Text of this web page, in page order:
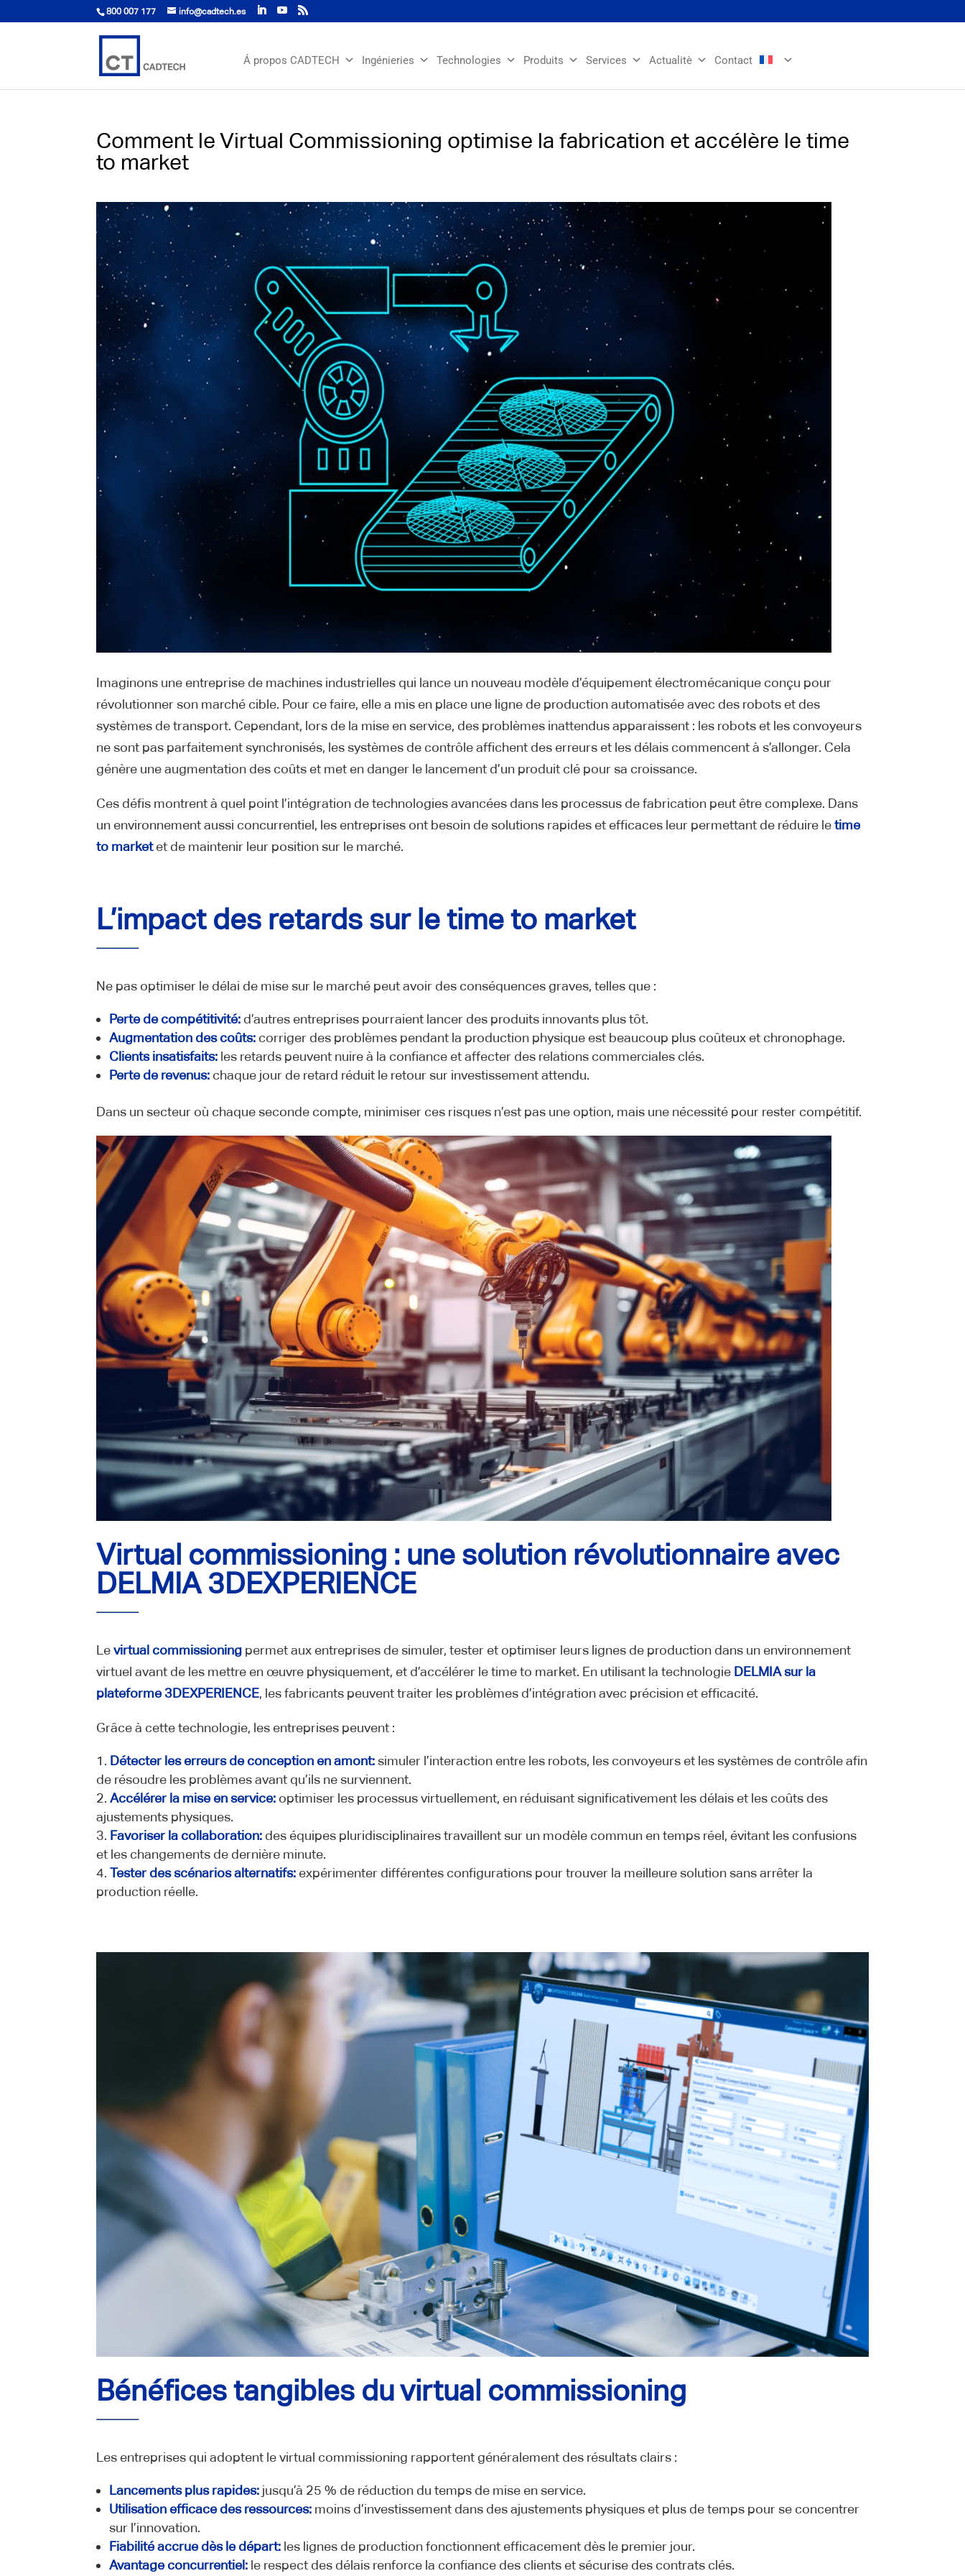
800 007 177 info@cadtech.es
Á propos CADTECH Ingénieries Technologies Produits Services Actualitè Contact
Comment le Virtual Commissioning optimise la fabrication et accélère le time
to market
Imaginons une entreprise de machines industrielles qui lance un nouveau modèle d’équipement électromécanique conçu pour
révolutionner son marché cible. Pour ce faire, elle a mis en place une ligne de production automatisée avec des robots et des
systèmes de transport. Cependant, lors de la mise en service, des problèmes inattendus apparaissent : les robots et les convoyeurs
ne sont pas parfaitement synchronisés, les systèmes de contrôle affichent des erreurs et les délais commencent à s’allonger. Cela
génère une augmentation des coûts et met en danger le lancement d’un produit clé pour sa croissance.
Ces défis montrent à quel point l’intégration de technologies avancées dans les processus de fabrication peut être complexe. Dans
un environnement aussi concurrentiel, les entreprises ont besoin de solutions rapides et efficaces leur permettant de réduire letime
to marketet de maintenir leur position sur le marché.
L’impact des retards sur le time to market
Ne pas optimiser le délai de mise sur le marché peut avoir des conséquences graves, telles que :
Perte de compétitivité: d’autres entreprises pourraient lancer des produits innovants plus tôt.
Augmentation des coûts: corriger des problèmes pendant la production physique est beaucoup plus coûteux et chronophage.
Clients insatisfaits: les retards peuvent nuire à la confiance et affecter des relations commerciales clés.
Perte de revenus: chaque jour de retard réduit le retour sur investissement attendu.
Dans un secteur où chaque seconde compte, minimiser ces risques n’est pas une option, mais une nécessité pour rester compétitif.
Virtual commissioning : une solution révolutionnaire avec
DELMIA 3DEXPERIENCE
Levirtual commissioning permet aux entreprises de simuler, tester et optimiser leurs lignes de production dans un environnement
virtuel avant de les mettre en œuvre physiquement, et d’accélérer le time to market. En utilisant la technologie DELMIA sur la
plateforme 3DEXPERIENCE, les fabricants peuvent traiter les problèmes d’intégration avec précision et efficacité.
Grâce à cette technologie, les entreprises peuvent :
Détecter les erreurs de conception en amont:simuler l’interaction entre les robots, les convoyeurs et les systèmes de contrôle afin
de résoudre les problèmes avant qu’ils ne surviennent.
Accélérer la mise en service: optimiser les processus virtuellement, en réduisant significativement les délais et les coûts des
ajustements physiques.
Favoriser la collaboration: des équipes pluridisciplinaires travaillent sur un modèle commun en temps réel, évitant les confusions
et les changements de dernière minute.
Tester des scénarios alternatifs: expérimenter différentes configurations pour trouver la meilleure solution sans arrêter la
production réelle.
Bénéfices tangibles du virtual commissioning
Les entreprises qui adoptent le virtual commissioning rapportent généralement des résultats clairs :
Lancements plus rapides: jusqu’à 25 % de réduction du temps de mise en service.
Utilisation efficace des ressources: moins d’investissement dans des ajustements physiques et plus de temps pour se concentrer
sur l’innovation.
Fiabilité accrue dès le départ: les lignes de production fonctionnent efficacement dès le premier jour.
Avantage concurrentiel: le respect des délais renforce la confiance des clients et sécurise des contrats clés.